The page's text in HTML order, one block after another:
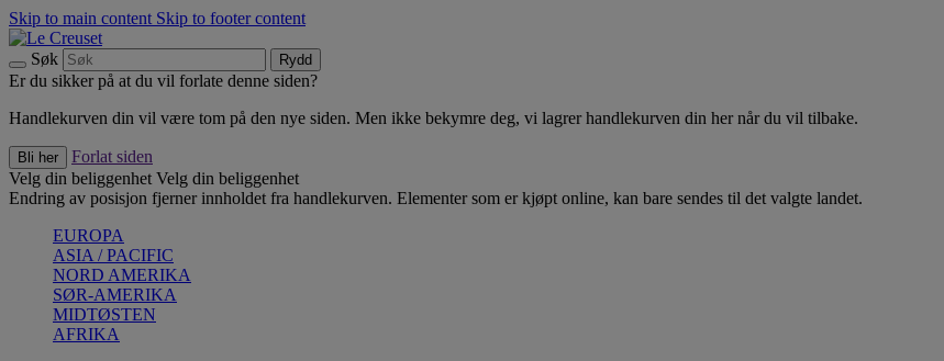
Skip to main content Skip to footer content
Søk Rydd
Er du sikker på at du vil forlate denne siden?
Handlekurven din vil være tom på den nye siden. Men ikke bekymre deg, vi lagrer handlekurven din her når du vil tilbake.
Bli her
Forlat siden
Velg din beliggenhet Velg din beliggenhet
Endring av posisjon fjerner innholdet fra handlekurven. Elementer som er kjøpt online, kan bare sendes til det valgte landet.
EUROPA
ASIA / PACIFIC
NORD AMERIKA
SØR-AMERIKA
MIDTØSTEN
AFRIKA